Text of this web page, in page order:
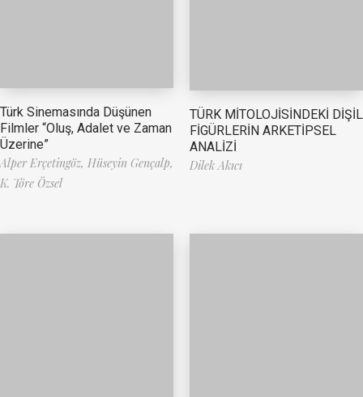
Türk Sinemasında Düşünen
Filmler “Oluş, Adalet ve Zaman
Üzerine”
Alper Erçetingöz, Hüseyin Gençalp,
K. Töre Özsel
TÜRK MİTOLOJİSİNDEKİ DİŞİL
FİGÜRLERİN ARKETİPSEL
ANALİZİ
Dilek Akıcı